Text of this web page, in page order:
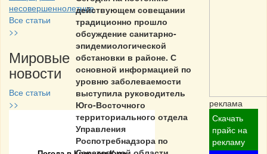
несовершеннолетние
Все статьи
>>
Мировые
новости
Все статьи
>>
Частная реклама
действующем совещании
традиционно прошло
обсуждение санитарно-
эпидемиологической
обстановки в районе. С
основной информацией по
уровню заболеваемости
выступила руководитель
Юго-Восточного
территориального отдела
Управления
Роспотребнадзора по
реклама
Скачать
прайс на
рекламу